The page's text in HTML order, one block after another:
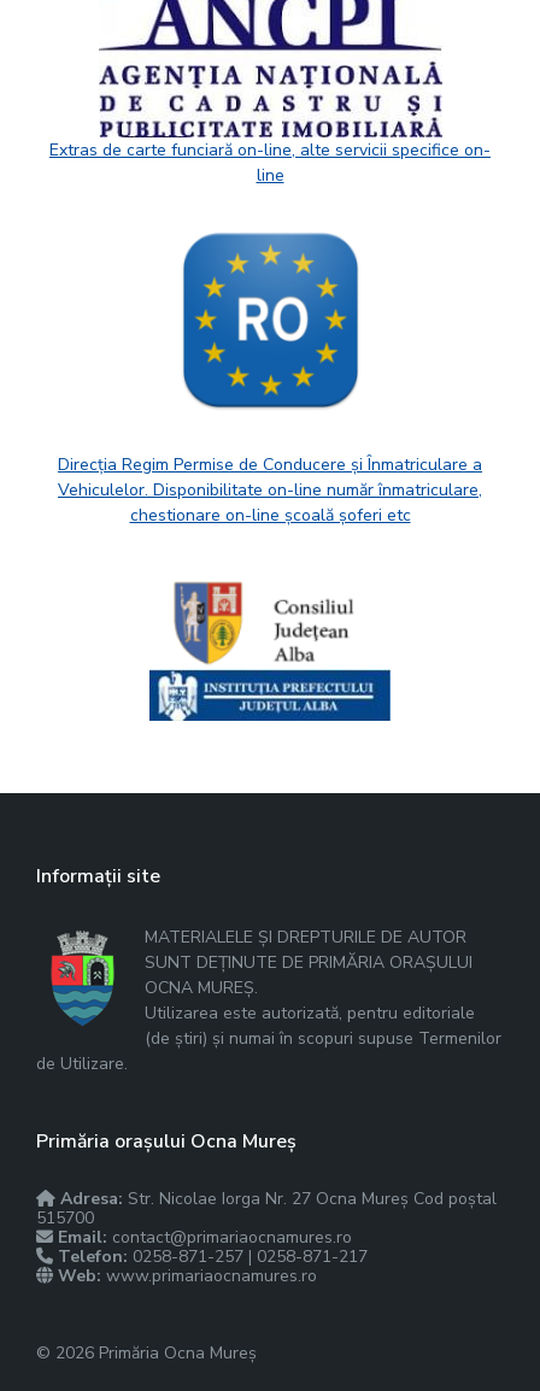
Extras de carte funciară on-line, alte servicii specifice on-
line
Direcția Regim Permise de Conducere și Înmatriculare a
Vehiculelor. Disponibilitate on-line număr înmatriculare,
chestionare on-line școală șoferi etc
Informații site
MATERIALELE ȘI DREPTURILE DE AUTOR
SUNT DEȚINUTE DE PRIMĂRIA ORAȘULUI
OCNA MUREȘ.
Utilizarea este autorizată, pentru editoriale
(de știri) și numai în scopuri supuse Termenilor
de Utilizare.
Primăria orașului Ocna Mureș
Adresa: Str. Nicolae Iorga Nr. 27 Ocna Mureș Cod poștal
515700
Email: contact@primariaocnamures.ro
Telefon: 0258-871-257 | 0258-871-217
Web: www.primariaocnamures.ro
© 2026 Primăria Ocna Mureș